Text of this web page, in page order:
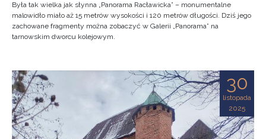
Była tak wielka jak słynna „Panorama Racławicka” – monumentalne
malowidło miało aż 15 metrów wysokości i 120 metrów długości. Dziś jego
zachowane fragmenty można zobaczyć w Galerii „Panorama” na
tarnowskim dworcu kolejowym.
30
listopada
2025